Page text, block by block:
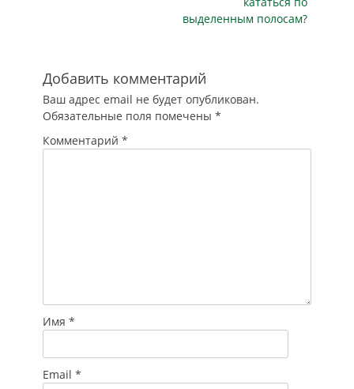
Об этом
сообщается в
телеграм-канале
мэра Сергея
Собянина. Он…
выделенным полосам?
Добавить комментарий
Ваш адрес email не будет опубликован.
Обязательные поля помечены *
Комментарий *
Имя *
Email *